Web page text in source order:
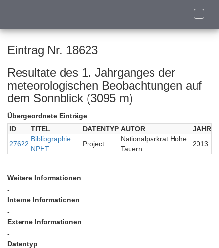
Toggle
Eintrag Nr. 18623
Resultate des 1. Jahrganges der
meteorologischen Beobachtungen auf
dem Sonnblick (3095 m)
Übergeordnete Einträge
ID
TITEL DATENTYP AUTOR
JAHR
27622
Bibliographie
NPHT
Project
Nationalparkrat Hohe
Tauern
2013
Weitere Informationen
-
Interne Informationen
-
Externe Informationen
-
Datentyp